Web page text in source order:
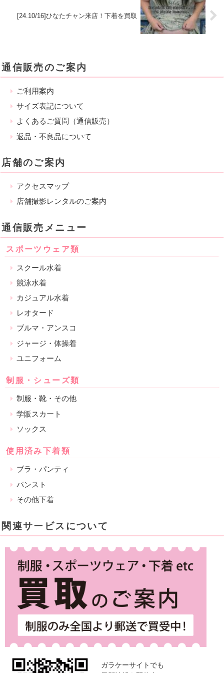
[24.10/16]ひなたチャン来店！下着を買取
通信販売のご案内
ご利用案内
サイズ表記について
よくあるご質問（通信販売）
返品・不良品について
店舗のご案内
アクセスマップ
店舗撮影レンタルのご案内
通信販売メニュー
スポーツウェア類
スクール水着
競泳水着
カジュアル水着
レオタード
ブルマ・アンスコ
ジャージ・体操着
ユニフォーム
制服・シューズ類
制服・靴・その他
学販スカート
ソックス
使用済み下着類
ブラ・パンティ
パンスト
その他下着
関連サービスについて
ガラケーサイトでも